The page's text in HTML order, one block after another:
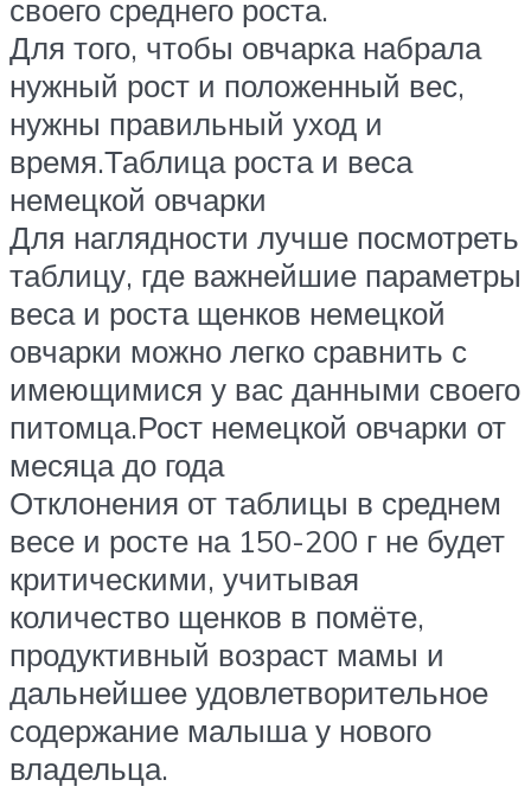
своего среднего роста.
Для того, чтобы овчарка набрала
нужный рост и положенный вес,
нужны правильный уход и
время.Таблица роста и веса
немецкой овчарки
Для наглядности лучше посмотреть
таблицу, где важнейшие параметры
веса и роста щенков немецкой
овчарки можно легко сравнить с
имеющимися у вас данными своего
питомца.Рост немецкой овчарки от
месяца до года
Отклонения от таблицы в среднем
весе и росте на 150-200 г не будет
критическими, учитывая
количество щенков в помёте,
продуктивный возраст мамы и
дальнейшее удовлетворительное
содержание малыша у нового
владельца.